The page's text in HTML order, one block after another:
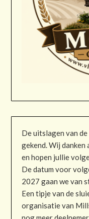
De uitslagen van
gekend. Wij danken
en hopen jullie
De datum voor
2027 gaan we van
Een tipje van de
organisatie van